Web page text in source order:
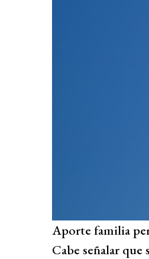
Aporte familia
Cabe señalar que